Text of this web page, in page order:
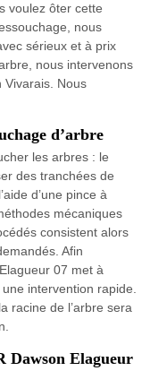
voulez ôter cette
nous
sérieux et à prix
nous intervenons
Vivarais. Nous
d’arbre
les arbres : le
des tranchées de
d’une pince à
mécaniques
consistent alors
Afin
07 met à
intervention rapide.
racine de l’arbre sera
Dawson Elagueur